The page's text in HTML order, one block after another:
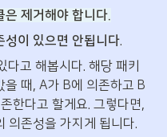
제거해야 합니다.
성이 있으면 안됩니다.
고 해봅시다. 해당 패키
을 때, A가 B에 의존하고 B
한다고 할게요. 그렇다면,
의존성을 가지게 됩니다.